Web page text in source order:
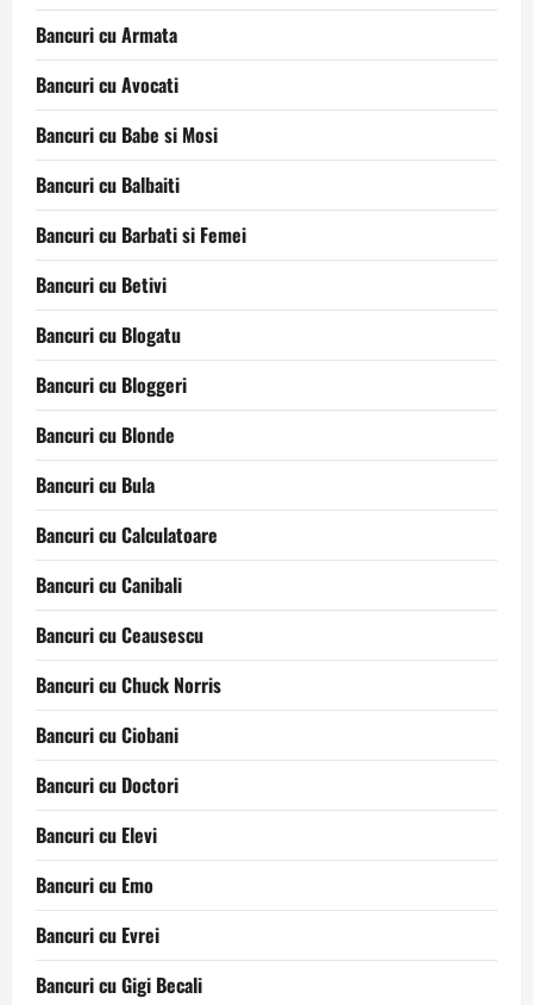
Bancuri cu Armata
Bancuri cu Avocati
Bancuri cu Babe si Mosi
Bancuri cu Balbaiti
Bancuri cu Barbati si Femei
Bancuri cu Betivi
Bancuri cu Blogatu
Bancuri cu Bloggeri
Bancuri cu Blonde
Bancuri cu Bula
Bancuri cu Calculatoare
Bancuri cu Canibali
Bancuri cu Ceausescu
Bancuri cu Chuck Norris
Bancuri cu Ciobani
Bancuri cu Doctori
Bancuri cu Elevi
Bancuri cu Emo
Bancuri cu Evrei
Bancuri cu Gigi Becali